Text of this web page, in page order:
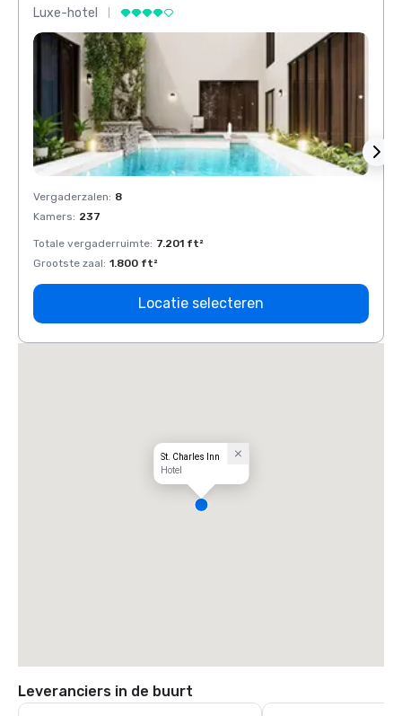
Luxe-hotel
Vergaderzalen: 8
Kamers: 237
Totale vergaderruimte: 7.201 ft²
Grootste zaal: 1.800 ft²
Locatie selecteren
St. Charles Inn
Hotel
Leveranciers in de buurt